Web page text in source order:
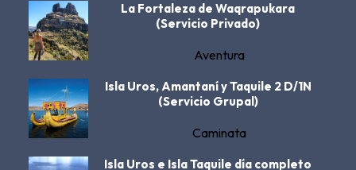
La Fortaleza de Waqrapukara
(Servicio Privado)
Aventura
Isla Uros, Amantaní y Taquile 2 D/1N
(Servicio Grupal)
Caminata
Isla Uros e Isla Taquile día completo